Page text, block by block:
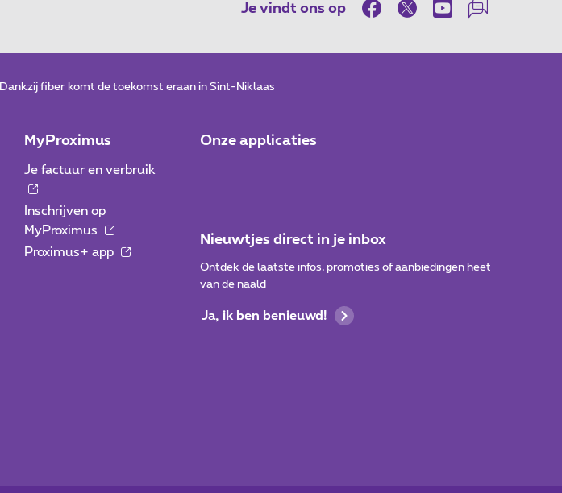
Je vindt ons op
Dankzij fiber komt de toekomst eraan in Sint-Niklaas
MyProximus
Je factuur en verbruik
Inschrijven op
MyProximus
Proximus+ app
Onze applicaties
Nieuwtjes direct in je inbox
Ontdek de laatste infos, promoties of aanbiedingen heet
van de naald
Ja, ik ben benieuwd!